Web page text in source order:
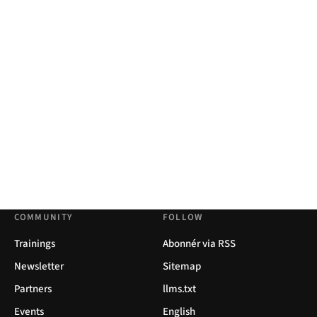
COMMUNITY
Trainings
Newsletter
Partners
Events
FOLLOW
Abonnér via RSS
Sitemap
llms.txt
English